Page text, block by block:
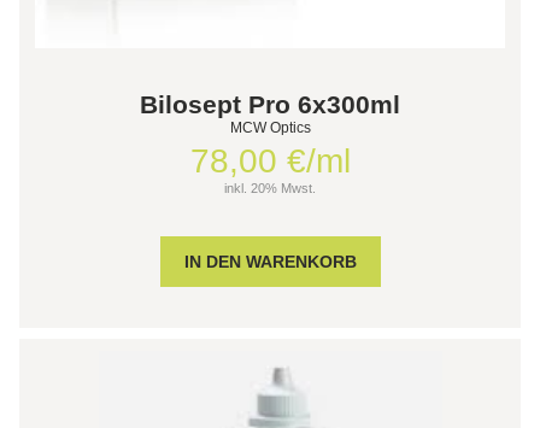
Bilosept Pro 6x300ml
MCW Optics
78,00 €/ml
inkl. 20% Mwst.